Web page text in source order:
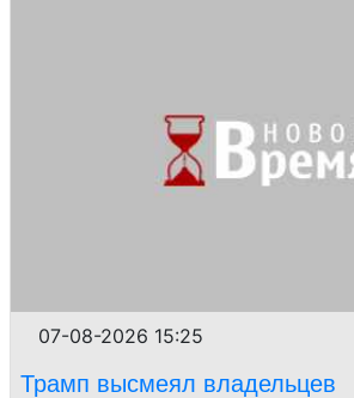
07-08-2026 15:25
Трамп высмеял владельцев